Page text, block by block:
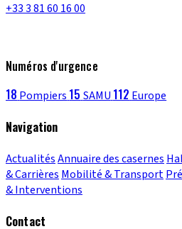
+33 3 81 60 16 00
Numéros d'urgence
18 Pompiers 15 SAMU 112 Europe
Navigation
ActualitésAnnuaire des casernes
& Carrières Mobilité & Transport
& Interventions
Contact